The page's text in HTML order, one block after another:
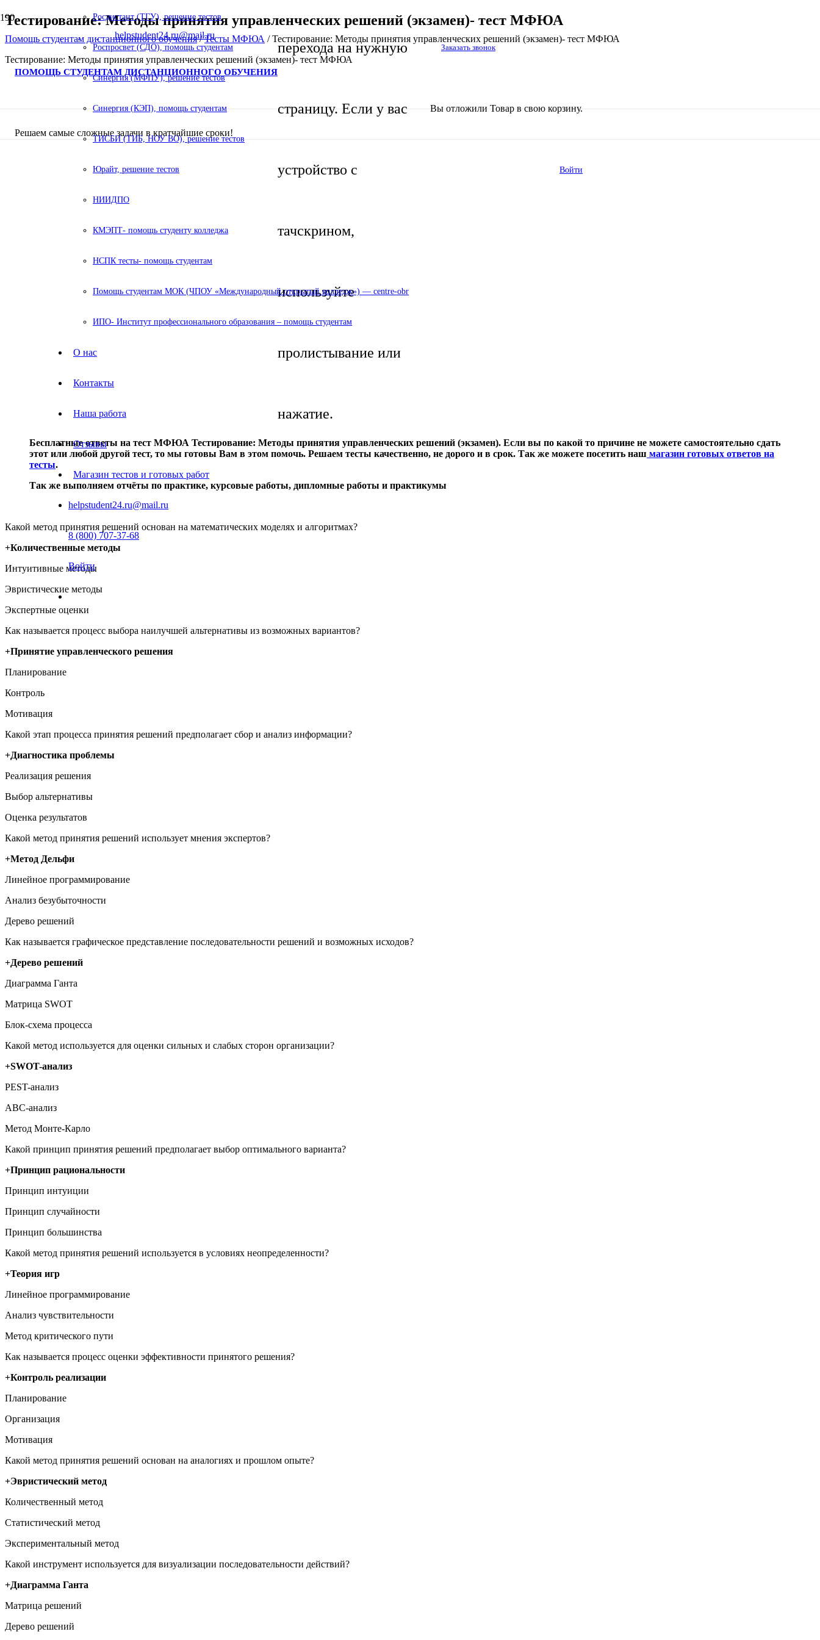
helpstudent24.ru@mail.ru
ПОМОЩЬ СТУДЕНТАМ ДИСТАНЦИОННОГО ОБУЧЕНИЯ
Решаем самые сложные задачи в кратчайшие сроки!
перехода на нужную
страницу. Если у вас
устройство с
тачскрином,
используйте
пролистывание или
нажатие.
Заказать звонок
Вы отложили Товар в свою корзину.
Войти
Росдистант (ТГУ), решение тестов
Роспросвет (СДО), помощь студентам
Синергия (МФПУ), решение тестов
Синергия (КЭП), помощь студентам
ТИСБИ (ТИБ, НОУ ВО), решение тестов
Юрайт, решение тестов
НИИДПО
КМЭПТ- помощь студенту колледжа
НСПК тесты- помощь студентам
Помощь студентам МОК (ЧПОУ «Международный открытый колледж») — centre-obr
ИПО- Институт профессионального образования – помощь студентам
О нас
Контакты
Наша работа
Отзывы
Магазин тестов и готовых работ
helpstudent24.ru@mail.ru
8 (800) 707-37-68
Войти
Тестирование: Методы принятия управленческих решений (экзамен)- тест МФЮА
Помощь студентам дистанционного обучения/Тесты МФЮА /Тестирование: Методы принятия управленческих решений (экзамен)- тест МФЮА
Тестирование: Методы принятия управленческих решений (экзамен)- тест МФЮА
Бесплатные ответы на тест МФЮА Тестирование: Методы принятия управленческих решений (экзамен). Если вы по какой то причине не можете самостоятельно сдать
этот или любой другой тест, то мы готовы Вам в этом помочь. Решаем тесты качественно, не дорого и в срок. Так же можете посетить наш магазин готовых ответов на
тесты.
Так же выполняем отчёты по практике, курсовые работы, дипломные работы и практикумы
Какой метод принятия решений основан на математических моделях и алгоритмах?
+Количественные методы
Интуитивные методы
Эвристические методы
Экспертные оценки
Как называется процесс выбора наилучшей альтернативы из возможных вариантов?
+Принятие управленческого решения
Планирование
Контроль
Мотивация
Какой этап процесса принятия решений предполагает сбор и анализ информации?
+Диагностика проблемы
Реализация решения
Выбор альтернативы
Оценка результатов
Какой метод принятия решений использует мнения экспертов?
+Метод Дельфи
Линейное программирование
Анализ безубыточности
Дерево решений
Как называется графическое представление последовательности решений и возможных исходов?
+Дерево решений
Диаграмма Ганта
Матрица SWOT
Блок-схема процесса
Какой метод используется для оценки сильных и слабых сторон организации?
+SWOT-анализ
PEST-анализ
ABC-анализ
Метод Монте-Карло
Какой принцип принятия решений предполагает выбор оптимального варианта?
+Принцип рациональности
Принцип интуиции
Принцип случайности
Принцип большинства
Какой метод принятия решений используется в условиях неопределенности?
+Теория игр
Линейное программирование
Анализ чувствительности
Метод критического пути
Как называется процесс оценки эффективности принятого решения?
+Контроль реализации
Планирование
Организация
Мотивация
Какой метод принятия решений основан на аналогиях и прошлом опыте?
+Эвристический метод
Количественный метод
Статистический метод
Экспериментальный метод
Какой инструмент используется для визуализации последовательности действий?
+Диаграмма Ганта
Матрица решений
Дерево решений